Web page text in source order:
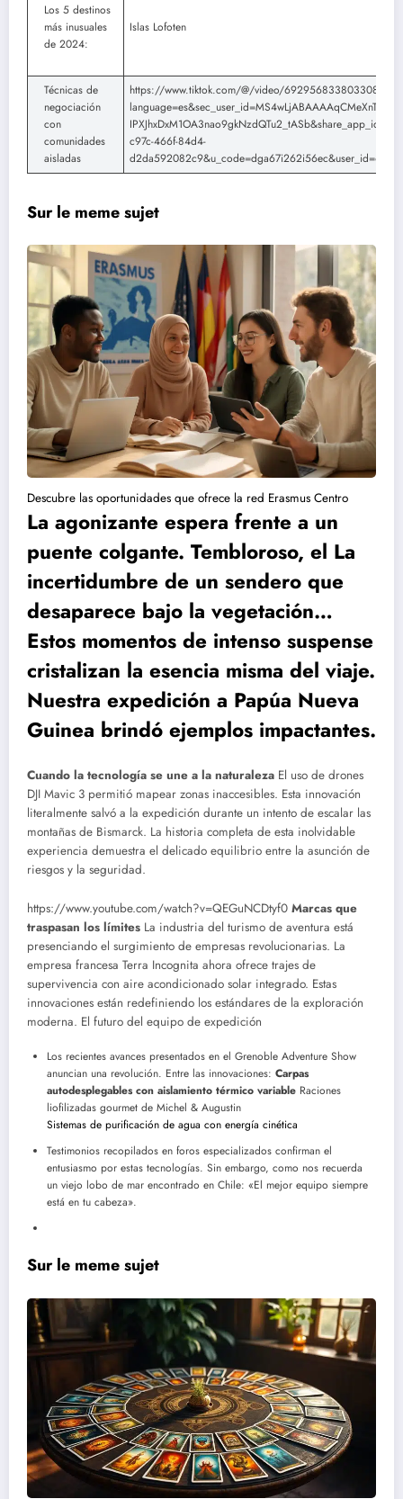
Los 5 destinos
más inusuales
de 2024:
Islas Lofoten
Técnicas de
negociación
con
comunidades
aisladas
https://www.tiktok.com/@/video/
c97c-466f-84d4-
Sur le meme sujet
Descubre las oportunidades que ofrece la red Erasmus Centro
La agonizante espera frente a un
puente colgante. Tembloroso, el La
incertidumbre de un sendero que
desaparece bajo la vegetación…
Estos momentos de intenso suspense
cristalizan la esencia misma del viaje.
Nuestra expedición a Papúa Nueva
Guinea brindó ejemplos impactantes.
Cuando la tecnología se une a la naturaleza El uso de drones
DJI Mavic 3 permitió mapear zonas inaccesibles. Esta innovación
literalmente salvó a la expedición durante un intento de escalar las
montañas de Bismarck. La historia completa de esta inolvidable
experiencia demuestra el delicado equilibrio entre la asunción de
riesgos y la seguridad.
https://www.youtube.com/watch?v=QEGuNCDtyf0 Marcas que
traspasan los límites La industria del turismo de aventura está
presenciando el surgimiento de empresas revolucionarias. La
empresa francesa Terra Incognita ahora ofrece trajes de
supervivencia con aire acondicionado solar integrado. Estas
innovaciones están redefiniendo los estándares de la exploración
moderna. El futuro del equipo de expedición
Los recientes avances presentados en el Grenoble Adventure Show
anuncian una revolución. Entre las innovaciones: Carpas
autodesplegables con aislamiento térmico variable Raciones
liofilizadas gourmet de Michel & Augustin
Sistemas de purificación de agua con energía cinética
Testimonios recopilados en foros especializados confirman el
entusiasmo por estas tecnologías. Sin embargo, como nos recuerda
un viejo lobo de mar encontrado en Chile: «El mejor equipo siempre
está en tu cabeza».
Sur le meme sujet